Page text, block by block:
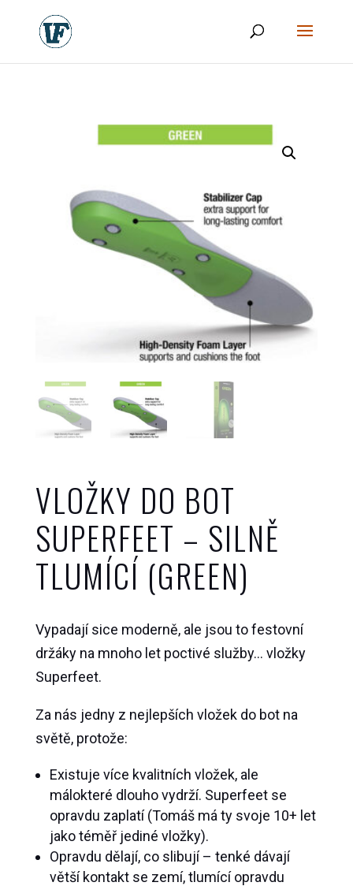
VLOŽKY DO BOT
SUPERFEET – SILNĚ
TLUMÍCÍ (GREEN)
Vypadají sice moderně, ale jsou to festovní
držáky na mnoho let poctivé služby… vložky
Superfeet.
Za nás jedny z nejlepších vložek do bot na
světě, protože:
Existuje více kvalitních vložek, ale
málokteré dlouho vydrží. Superfeet se
opravdu zaplatí (Tomáš má ty svoje 10+ let
jako téměř jediné vložky).
Opravdu dělají, co slibují – tenké dávají
větší kontakt se zemí, tlumící opravdu